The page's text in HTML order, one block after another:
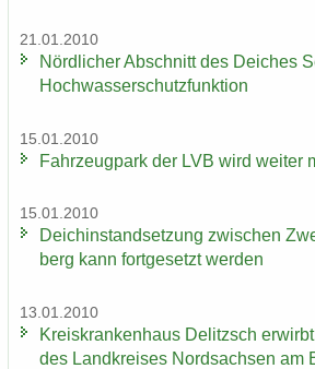
21.01.2010
Nörd­li­cher Ab­schnitt des Dei­ches
Hoch­was­ser­schutz­funk­ti­on
15.01.2010
Fahr­zeug­park der LVB wird wei­ter
15.01.2010
Deich­in­stand­set­zung zwi­schen
berg kann fort­ge­setzt wer­den
13.01.2010
Kreis­kran­ken­haus De­litzsch
des Land­krei­ses Nord­sach­sen am